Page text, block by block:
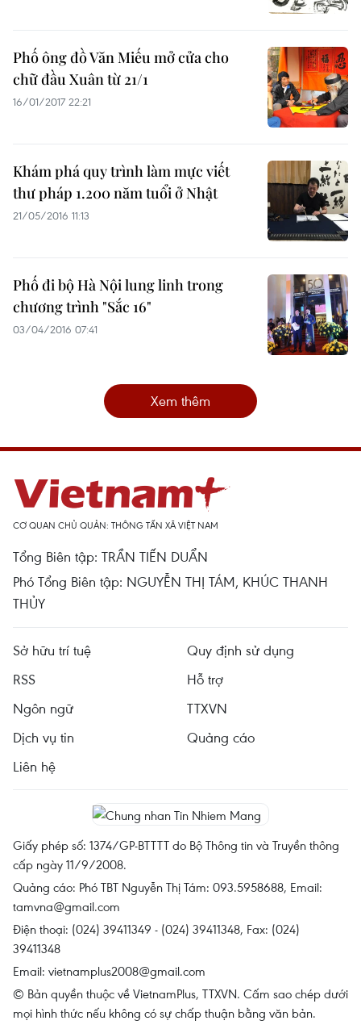
Phố ông đồ Văn Miếu mở cửa cho
chữ đầu Xuân từ 21/1
16/01/2017 22:21
Khám phá quy trình làm mực viết
thư pháp 1.200 năm tuổi ở Nhật
21/05/2016 11:13
Phố đi bộ Hà Nội lung linh trong
chương trình "Sắc 16"
03/04/2016 07:41
Xem thêm
CƠ QUAN CHỦ QUẢN: THÔNG TẤN XÃ VIỆT NAM
Tổng Biên tập: TRẦN TIẾN DUẨN
Phó Tổng Biên tập: NGUYỄN THỊ TÁM, KHÚC THANH
THỦY
Sở hữu trí tuệ
Quy định sử dụng
RSS
Hỗ trợ
Ngôn ngữ
TTXVN
Dịch vụ tin
Quảng cáo
Liên hệ
Giấy phép số: 1374/GP-BTTTT do Bộ Thông tin và Truyền thông
cấp ngày 11/9/2008.
Quảng cáo: Phó TBT Nguyễn Thị Tám: 093.5958688, Email:
tamvna@gmail.com
Điện thoại: (024) 39411349 - (024) 39411348, Fax: (024)
39411348
Email: vietnamplus2008@gmail.com
© Bản quyền thuộc về VietnamPlus, TTXVN. Cấm sao chép dưới
mọi hình thức nếu không có sự chấp thuận bằng văn bản.